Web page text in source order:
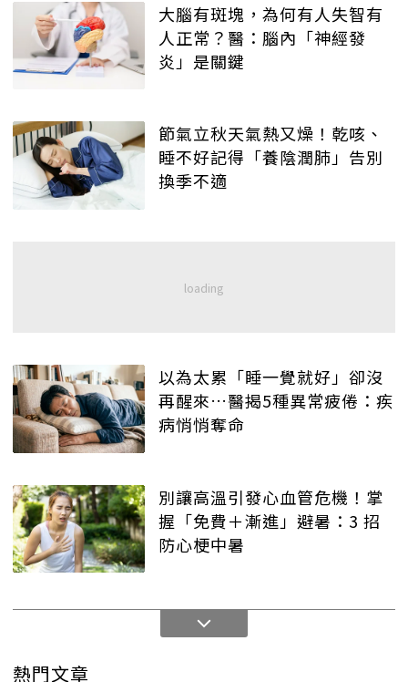
大腦有斑塊，為何有人失智有
人正常？醫：腦內「神經發
炎」是關鍵
節氣立秋天氣熱又燥！乾咳、
睡不好記得「養陰潤肺」告別
換季不適
以為太累「睡一覺就好」卻沒
再醒來…醫揭5種異常疲倦：疾
病悄悄奪命
別讓高溫引發心血管危機！掌
握「免費＋漸進」避暑：3 招
防心梗中暑
熱門文章